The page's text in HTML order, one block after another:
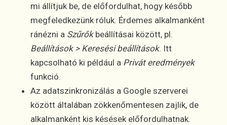
mi állítjuk be, de előfordulhat, hogy később
megfeledkezünk róluk. Érdemes alkalmanként
ránézni a Szűrőkbeállításai között, pl.
Beállítások > Keresési beállítások. Itt
kapcsolható ki például a Privát eredmények
funkció.
Az adatszinkronizálás a Google szerverei
között általában zökkenőmentesen zajlik, de
alkalmanként kis késések előfordulhatnak.